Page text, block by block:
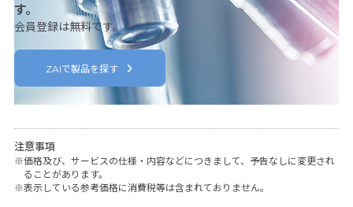
す。
会員登録は無料です。
ZAIで製品を探す
注意事項
価格及び、サービスの仕様・内容などにつきまして、予告なしに変更され
ることがあります。
表示している参考価格に消費税等は含まれておりません。